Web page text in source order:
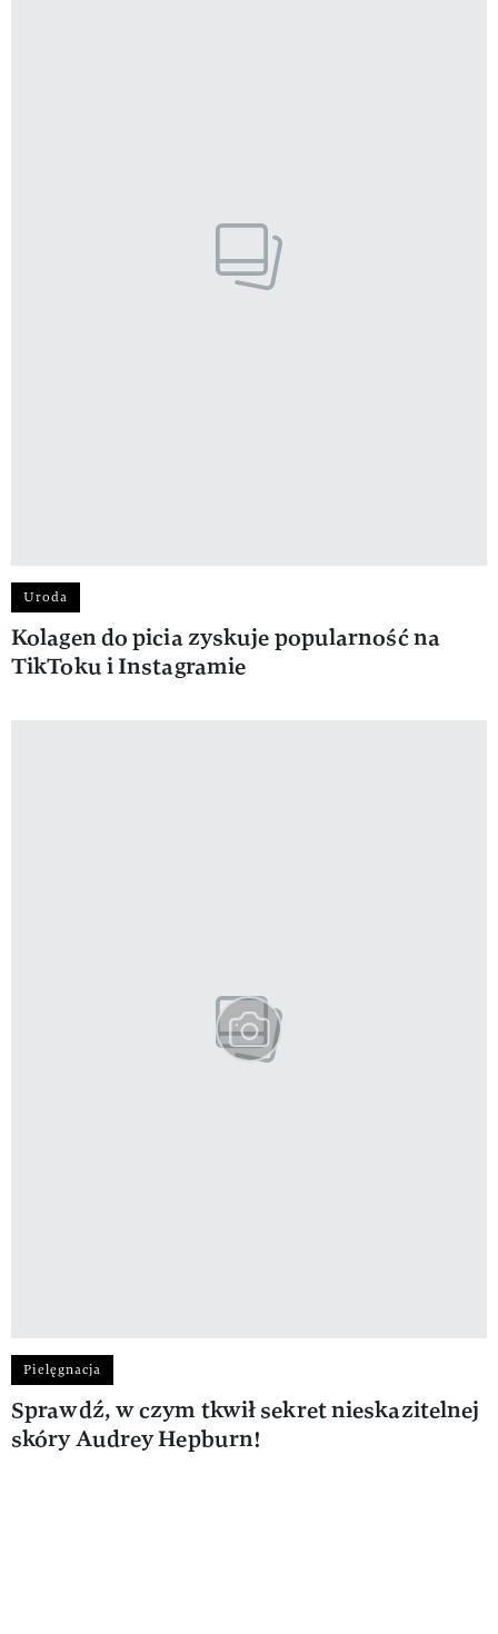
Uroda
Kolagen do picia zyskuje popularność na
TikToku i Instagramie
Pielęgnacja
Sprawdź, w czym tkwił sekret nieskazitelnej
skóry Audrey Hepburn!